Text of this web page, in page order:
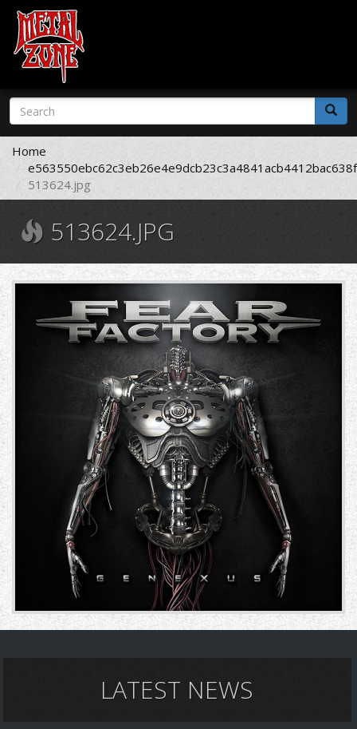
Skip
main
content
Search
form
Search
Home
513624.jpg
513624.JPG
LATEST NEWS